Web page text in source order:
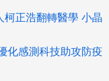
柯正浩翻轉醫學 小晶
化感測科技助攻防疫